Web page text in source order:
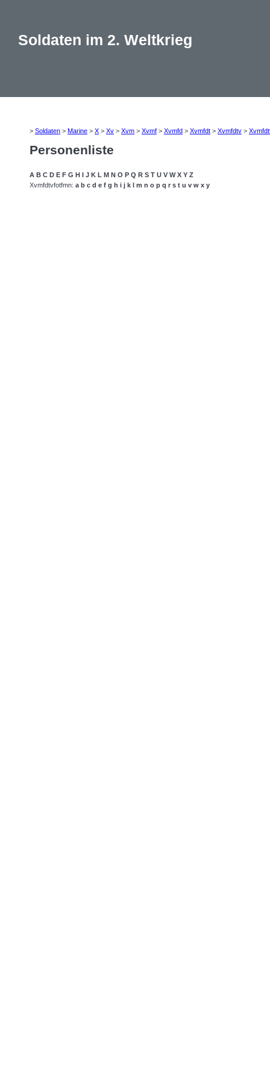
Soldaten im 2. Weltkrieg
> Soldaten > Marine > X > Xv > Xvm > Xvmf > Xvmfd > Xvmfdt > Xvmfdtv >
Personenliste
A B C D E F G H I J K L M N O P Q R S T U V W X Y Z
Xvmfdtvfotfmn: a b c d e f g h i j k l m n o p q r s t u v w x y